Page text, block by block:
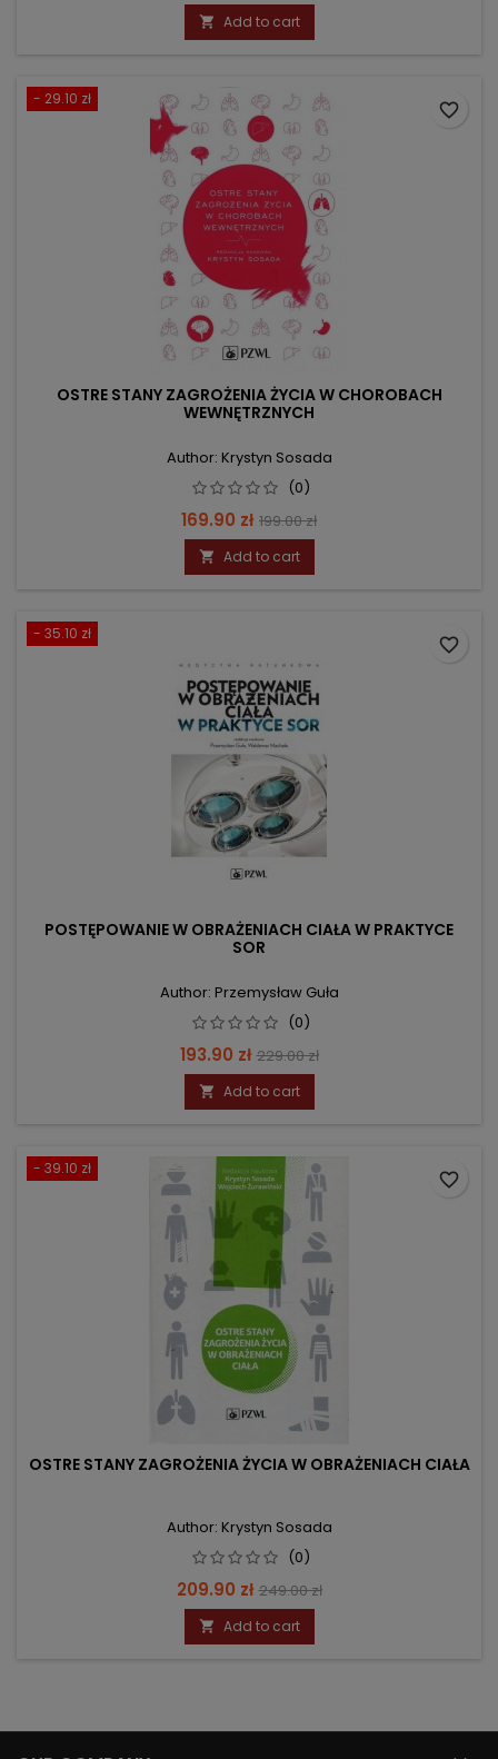
price
 Add to cart
- 29.10 zł
OSTRE STANY ZAGROŻENIA ŻYCIA W CHOROBACH
WEWNĘTRZNYCH
Author: Krystyn Sosada
(0)
Price
169.90 zł Regular
price
199.00 zł
 Add to cart
favorite_border
- 35.10 zł
POSTĘPOWANIE W OBRAŻENIACH CIAŁA W PRAKTYCE
SOR
Author: Przemysław Guła
(0)
Price
193.90 zł Regular
price
229.00 zł
 Add to cart
favorite_border
- 39.10 zł
OSTRE STANY ZAGROŻENIA ŻYCIA W OBRAŻENIACH CIAŁA
Author: Krystyn Sosada
(0)
Price
209.90 zł Regular
price
249.00 zł
 Add to cart
favorite_border